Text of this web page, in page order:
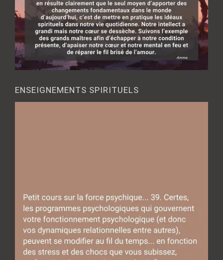
ENSEIGNEMENTS SPIRITUELS